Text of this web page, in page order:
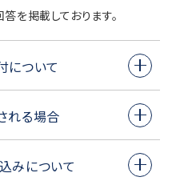
を掲載しております。
について
】
れる場合
は不要でございます。
みについて